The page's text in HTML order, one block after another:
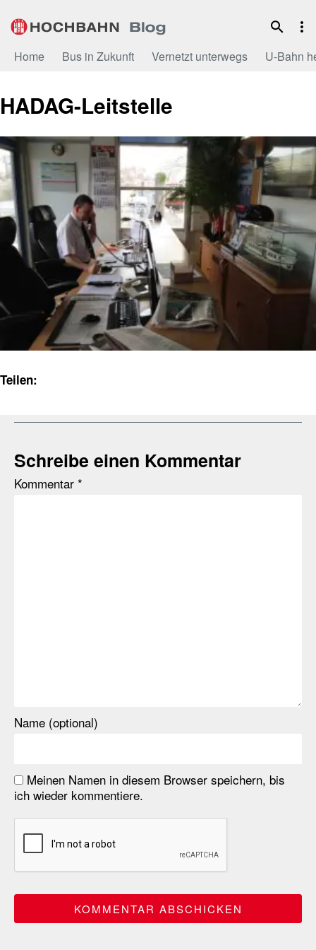
Inhalt
Home Bus in Zukunft Vernetzt unterwegs U-Bahn
HADAG-Leitstelle
Teilen:
Schreibe einen Kommentar
Kommentar *
Name (optional)
Meinen Namen in diesem Browser speichern, bis
ich wieder kommentiere.